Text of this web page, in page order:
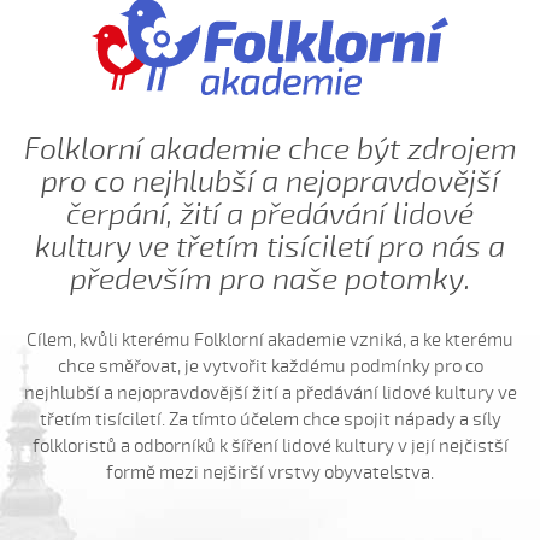
Hore ňú, dole ňú
Hradišťu, Hradišťu (Dominika Musilová, 2009)
Hrajte ně husličky (Antonín Bruštík, 2006)
Hrajte ně husličky (Jakub Šustr, 2004)
Hrajte ně husličky (Marek Kuruc, 2014)
Hrajte ně husličky (Matouš Orlovský, 2017)
Hromy bijú...
Hromy bijú a déšť prší...
Hromy bijú a déšť prší leje sa (Patrik Matušina, 2010)
Hubočí, hubočí
Husári, husári...
Folklorní akademie chce být zdrojem
pro co nejhlubší a nejopravdovější
čerpání, žití a předávání lidové
kultury ve třetím tisíciletí pro nás a
především pro naše potomky.
Cílem, kvůli kterému Folklorní akademie vzniká, a ke kterému
chce směřovat, je vytvořit každému podmínky pro co
nejhlubší a nejopravdovější žití a předávání lidové kultury ve
třetím tisíciletí. Za tímto účelem chce spojit nápady a síly
folkloristů a odborníků k šíření lidové kultury v její nejčistší
formě mezi nejširší vrstvy obyvatelstva.